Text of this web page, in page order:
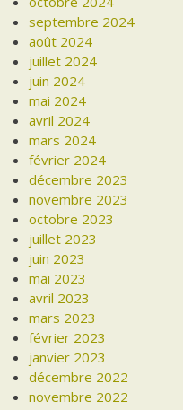
septembre 2024
août 2024
juillet 2024
juin 2024
mai 2024
avril 2024
mars 2024
février 2024
décembre 2023
novembre 2023
octobre 2023
juillet 2023
juin 2023
mai 2023
avril 2023
mars 2023
février 2023
janvier 2023
décembre 2022
novembre 2022